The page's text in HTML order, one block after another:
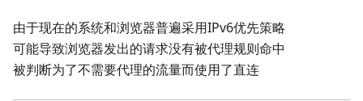
由于现在的系统和浏览器普遍采用IPv6优先策略
可能导致浏览器发出的请求没有被代理规则命中
被判断为了不需要代理的流量而使用了直连